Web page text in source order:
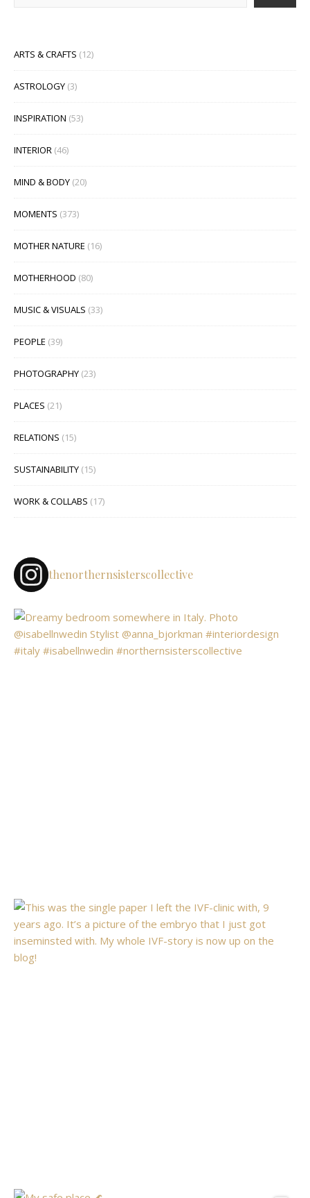
ARTS & CRAFTS (12)
ASTROLOGY (3)
INSPIRATION (53)
INTERIOR (46)
MIND & BODY (20)
MOMENTS (373)
MOTHER NATURE (16)
MOTHERHOOD (80)
MUSIC & VISUALS (33)
PEOPLE (39)
PHOTOGRAPHY (23)
PLACES (21)
RELATIONS (15)
SUSTAINABILITY (15)
WORK & COLLABS (17)
thenorthernsisterscollective